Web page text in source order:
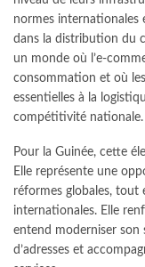
normes internationales
dans la distribution du
un monde où l’e-
consommation et où
essentielles à la
compétitivité nationale.
Pour la Guinée, cette
Elle représente une
réformes globales, tout
internationales. Elle
entend moderniser son
d’adresses et